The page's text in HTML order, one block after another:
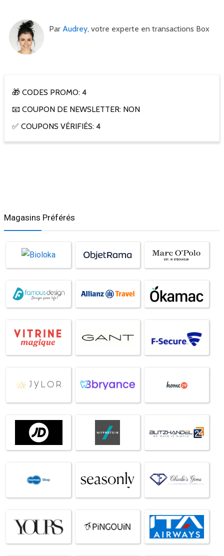
Par Audrey, votre experte en transactions Box
🎁 CODES PROMO: 4
📧 COUPON DE NEWSLETTER: NON
✅ COUPONS VÉRIFIÉS: 4
Magasins Préférés